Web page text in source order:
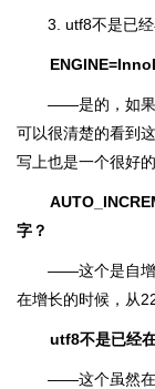
3. utf8不是已
――是的，如果
可以很清楚的看到
写上也是一个很好
字？
――这个是自增
在增长的时候，从
utf8不是已经
――这个虽然在